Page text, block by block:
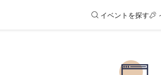
イベントを探す